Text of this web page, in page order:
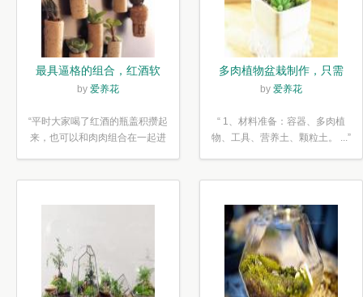
最具逼格的组合，红酒软
木塞diy多肉植物盆栽
by 爱养花
“平时大家喝了红酒的瓶盖积攒起
来，也可以和肉肉组合在一起进
多肉植物盆栽制作，只需
简单6步
by 爱养花
“ 1、材料准备：容器、多肉植
物、工具、营养土、颗粒土。 ...”